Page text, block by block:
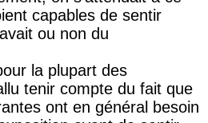
capables de sentir
ou non du
la plupart des
tenir compte du fait que
ont en général besoin